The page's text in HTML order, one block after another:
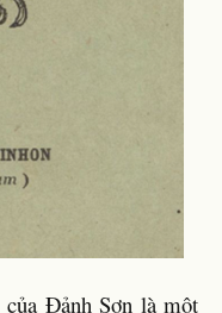
Đảnh Sơn là một